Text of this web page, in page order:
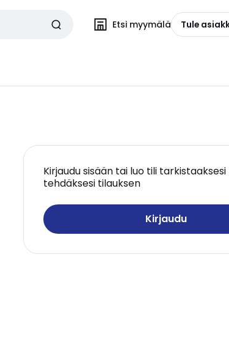
Etsi myymälä Tule
Kirjaudu sisään tai luo tili
tehdäksesi tilauksen
Kirjaudu